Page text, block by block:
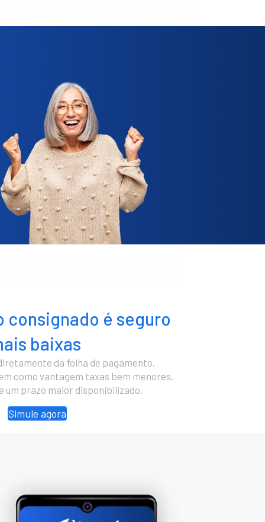
consignado é seguro
baixas
da folha de pagamento.
como vantagem taxas bem menores.
um prazo maior disponibilizado.
Simule agora